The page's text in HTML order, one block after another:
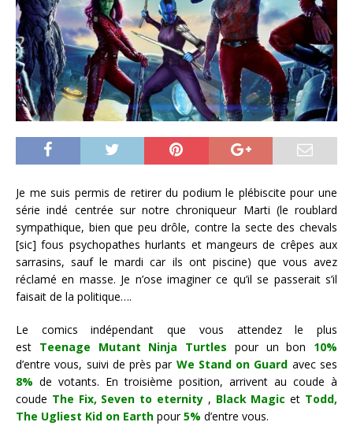
Je me suis permis de retirer du podium le plébiscite pour une
série indé centrée sur notre chroniqueur Marti (le roublard
sympathique, bien que peu drôle, contre la secte des chevals
[sic] fous psychopathes hurlants et mangeurs de crêpes aux
sarrasins, sauf le mardi car ils ont piscine) que vous avez
réclamé en masse. Je n’ose imaginer ce qu’il se passerait s’il
faisait de la politique….
Le comics indépendant que vous attendez le plus
est Teenage Mutant Ninja Turtles pour un bon 10%
d’entre vous, suivi de près par We Stand on Guard avec ses
8% de votants. En troisième position, arrivent au coude à
coude The Fix, Seven to eternity , Black Magic et Todd,
The Ugliest Kid on Earth pour5% d’entre vous.